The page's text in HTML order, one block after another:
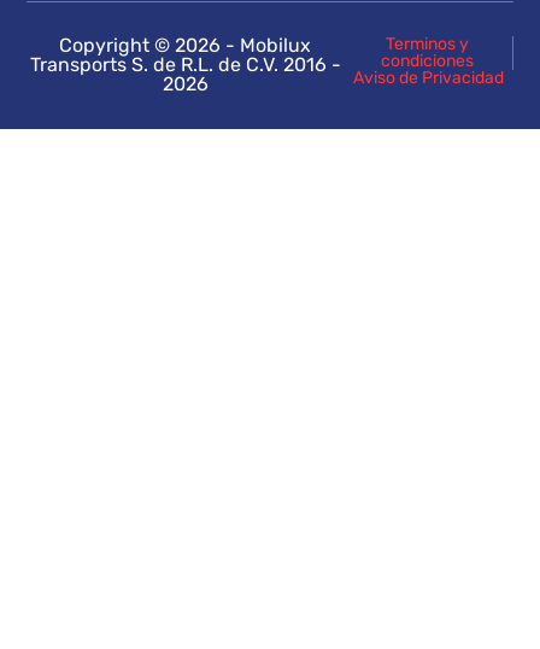
Copyright © 2026 - Mobilux
Transports S. de R.L. de C.V. 2016 -
2026
Terminos y
condiciones
Aviso de Privacidad